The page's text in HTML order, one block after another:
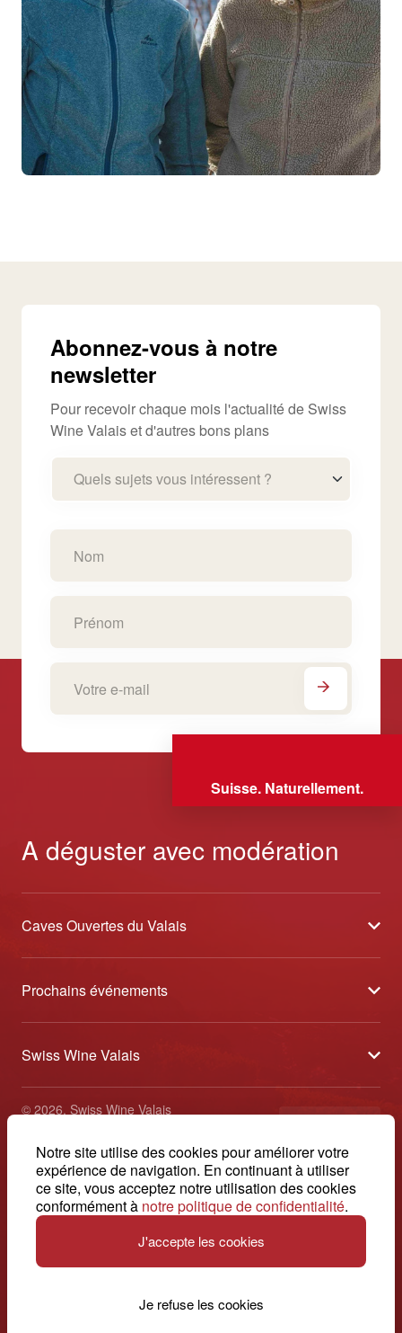
Notre site utilise des cookies pour améliorer votre
expérience de navigation. En continuant à utiliser
ce site, vous acceptez notre utilisation des cookies
conformément à notre politique de confidentialité.
J'accepte les cookies
Je refuse les cookies
Abonnez-vous à notre
newsletter
Pour recevoir chaque mois l'actualité de Swiss
Wine Valais et d'autres bons plans
Quels sujets vous intéressent ?
Suisse. Naturellement.
A déguster avec modération
Caves Ouvertes du Valais
À propos
Partenaires
Prochains événements
Tavolata des Vins du Valais
Sélection des Vins du Valais
Swiss Wine Valais
Avenue de la Gare 2 - CP 144 - 1964 Conthey
info@swisswinevalais.ch
Suisse. Naturellement.
© 2026, Swiss Wine Valais